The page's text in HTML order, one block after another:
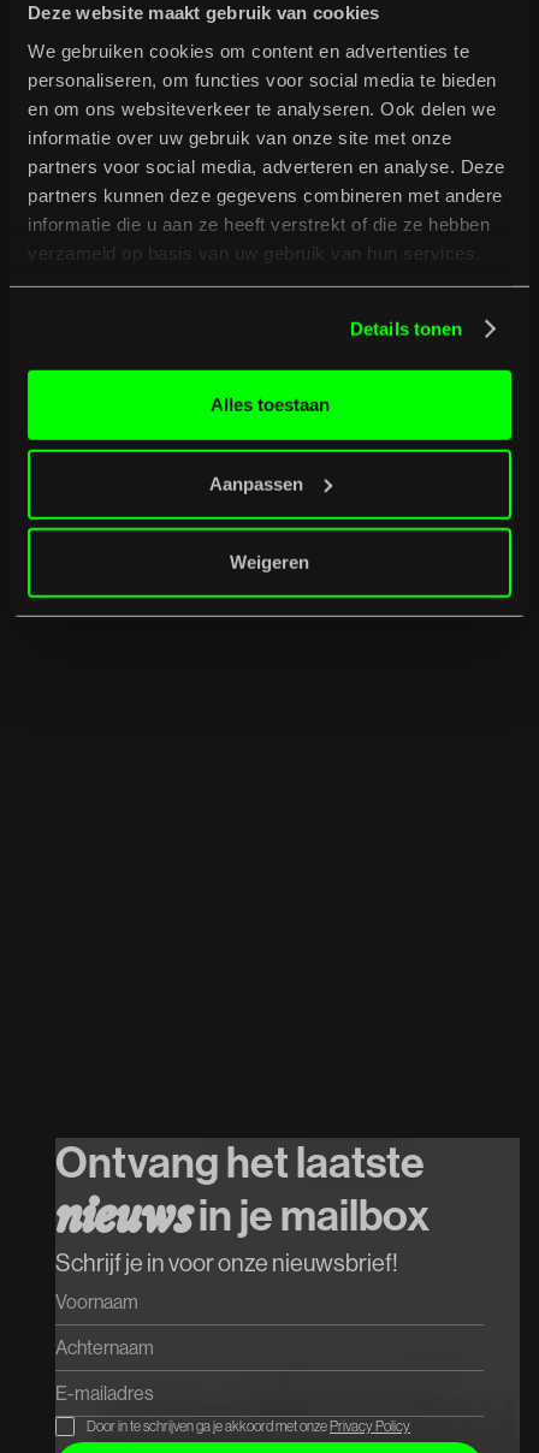
Deze website maakt gebruik van cookies
We gebruiken cookies om content en advertenties te
personaliseren, om functies voor social media te bieden
en om ons websiteverkeer te analyseren. Ook delen we
informatie over uw gebruik van onze site met onze
partners voor social media, adverteren en analyse. Deze
partners kunnen deze gegevens combineren met andere
informatie die u aan ze heeft verstrekt of die ze hebben
verzameld op basis van uw gebruik van hun services.
Details tonen
Alles toestaan
Aanpassen
Weigeren
De Nederlands-Tanzaniaanse multi-instrumentalist en
producer Juma Iking mixt house en afro-electronics tot een
unieke, energieke sound. Met diepe grooves, aanstekelijke
melodieën en zijn roots als inspiratie brengt hij als one-man
band een explosieve live-show vol gitaren, keys, zang en
beats. Stilstaan is geen optie!
Burger tipt
Bekijk volledig programma
Special Guest
Koop tickets
Koop tickets
Ontvang het laatste
nieuwsin je mailbox
Schrijf je in voor onze nieuwsbrief!
Door in te schrijven ga je akkoord met onzePrivacy Policy